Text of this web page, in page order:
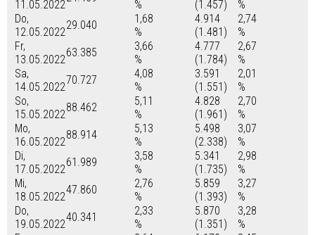
11.05.2022
%
(1.457)
%
Do,
12.05.2022
29.040
1,68
%
4.914
(1.481)
2,74
%
Fr,
13.05.2022
63.385
3,66
%
4.777
(1.784)
2,67
%
Sa,
14.05.2022
70.727
4,08
%
3.591
(1.551)
2,01
%
So,
15.05.2022
88.462
5,11
%
4.828
(1.961)
2,70
%
Mo,
16.05.2022
88.914
5,13
%
5.498
(2.338)
3,07
%
Di,
17.05.2022
61.989
3,58
%
5.341
(1.735)
2,98
%
Mi,
18.05.2022
47.860
2,76
%
5.859
(1.393)
3,27
%
Do,
19.05.2022
40.341
2,33
%
5.870
(1.351)
3,28
%